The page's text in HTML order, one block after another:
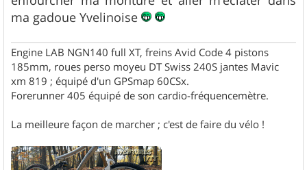
ma gadoue Yvelinoise
Engine LAB NGN140 full XT, freins Avid Code 4 pistons
185mm, roues perso moyeu DT Swiss 240S jantes Mavic
xm 819 ; équipé d'un GPSmap 60CSx.
Forerunner 405 équipé de son cardio-fréquencemètre.
La meilleure façon de marcher ; c'est de faire du vélo !